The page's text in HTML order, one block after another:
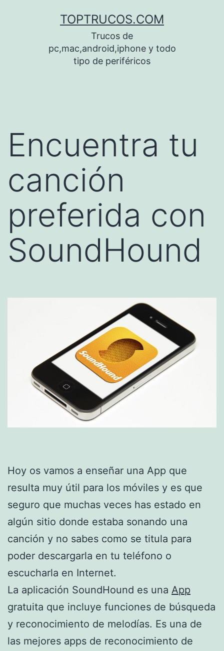
TOPTRUCOS.COM
Trucos de
pc,mac,android,iphone y todo
tipo de periféricos
Encuentra tu
canción
preferida con
SoundHound
Hoy os vamos a enseñar una App que
resulta muy útil para los móviles y es que
seguro que muchas veces has estado en
algún sitio donde estaba sonando una
canción y no sabes como se titula para
poder descargarla en tu teléfono o
escucharla en Internet.
La aplicación SoundHound es una App
gratuita que incluye funciones de búsqueda
y reconocimiento de melodías. Es una de
las mejores apps de reconocimiento de